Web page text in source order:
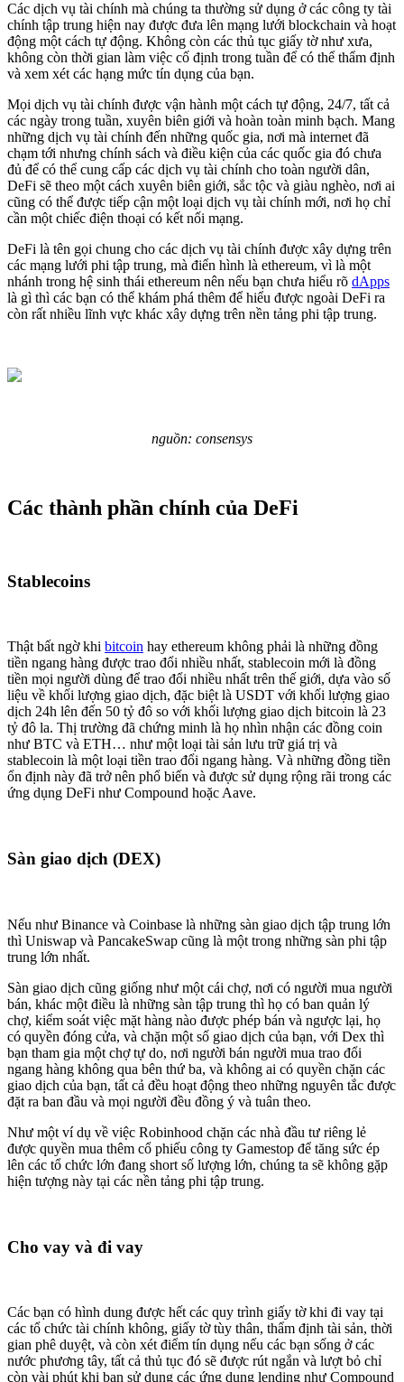
Các dịch vụ tài chính mà chúng ta thường sử dụng ở các công ty tài
chính tập trung hiện nay được đưa lên mạng lưới blockchain và hoạt
động một cách tự động. Không còn các thủ tục giấy tờ như xưa,
không còn thời gian làm việc cố định trong tuần để có thể thẩm định
và xem xét các hạng mức tín dụng của bạn.
Mọi dịch vụ tài chính được vận hành một cách tự động, 24/7, tất cả
các ngày trong tuần, xuyên biên giới và hoàn toàn minh bạch. Mang
những dịch vụ tài chính đến những quốc gia, nơi mà internet đã
chạm tới nhưng chính sách và điều kiện của các quốc gia đó chưa
đủ để có thể cung cấp các dịch vụ tài chính cho toàn người dân,
DeFi sẽ theo một cách xuyên biên giới, sắc tộc và giàu nghèo, nơi ai
cũng có thể được tiếp cận một loại dịch vụ tài chính mới, nơi họ chỉ
cần một chiếc điện thoại có kết nối mạng.
DeFi là tên gọi chung cho các dịch vụ tài chính được xây dựng trên
các mạng lưới phi tập trung, mà điển hình là ethereum, vì là một
nhánh trong hệ sinh thái ethereum nên nếu bạn chưa hiểu rõ dApps
là gì thì các bạn có thể khám phá thêm để hiểu được ngoài DeFi ra
còn rất nhiều lĩnh vực khác xây dựng trên nền tảng phi tập trung.
nguồn: consensys
Các thành phần chính của DeFi
Stablecoins
Thật bất ngờ khi bitcoin hay ethereum không phải là những đồng
tiền ngang hàng được trao đổi nhiều nhất, stablecoin mới là đồng
tiền mọi người dùng để trao đổi nhiều nhất trên thế giới, dựa vào số
liệu về khối lượng giao dịch, đặc biệt là USDT với khối lượng giao
dịch 24h lên đến 50 tỷ đô so với khối lượng giao dịch bitcoin là 23
tỷ đô la. Thị trường đã chứng minh là họ nhìn nhận các đồng coin
như BTC và ETH… như một loại tài sản lưu trữ giá trị và
stablecoin là một loại tiền trao đổi ngang hàng. Và những đồng tiền
ổn định này đã trở nên phổ biến và được sử dụng rộng rãi trong các
ứng dụng DeFi như Compound hoặc Aave.
Sàn giao dịch (DEX)
Nếu như Binance và Coinbase là những sàn giao dịch tập trung lớn
thì Uniswap và PancakeSwap cũng là một trong những sàn phi tập
trung lớn nhất.
Sàn giao dịch cũng giống như một cái chợ, nơi có người mua người
bán, khác một điều là những sàn tập trung thì họ có ban quản lý
chợ, kiểm soát việc mặt hàng nào được phép bán và ngược lại, họ
có quyền đóng cửa, và chặn một số giao dịch của bạn, với Dex thì
bạn tham gia một chợ tự do, nơi người bán người mua trao đổi
ngang hàng không qua bên thứ ba, và không ai có quyền chặn các
giao dịch của bạn, tất cả đều hoạt động theo những nguyên tắc được
đặt ra ban đầu và mọi người đều đồng ý và tuân theo.
Như một ví dụ về việc Robinhood chặn các nhà đầu tư riêng lẻ
được quyền mua thêm cổ phiếu công ty Gamestop để tăng sức ép
lên các tổ chức lớn đang short số lượng lớn, chúng ta sẽ không gặp
hiện tượng này tại các nền tảng phi tập trung.
Cho vay và đi vay
Các bạn có hình dung được hết các quy trình giấy tờ khi đi vay tại
các tổ chức tài chính không, giấy tờ tùy thân, thẩm định tài sản, thời
gian phê duyệt, và còn xét điểm tín dụng nếu các bạn sống ở các
nước phương tây, tất cả thủ tục đó sẽ được rút ngắn và lượt bỏ chỉ
còn vài phút khi bạn sử dụng các ứng dụng lending như Compound